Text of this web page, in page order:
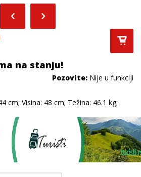
na stanju!
Pozovite: Nije u funkciji
cm; Visina: 48 cm; Težina: 46.1 kg;